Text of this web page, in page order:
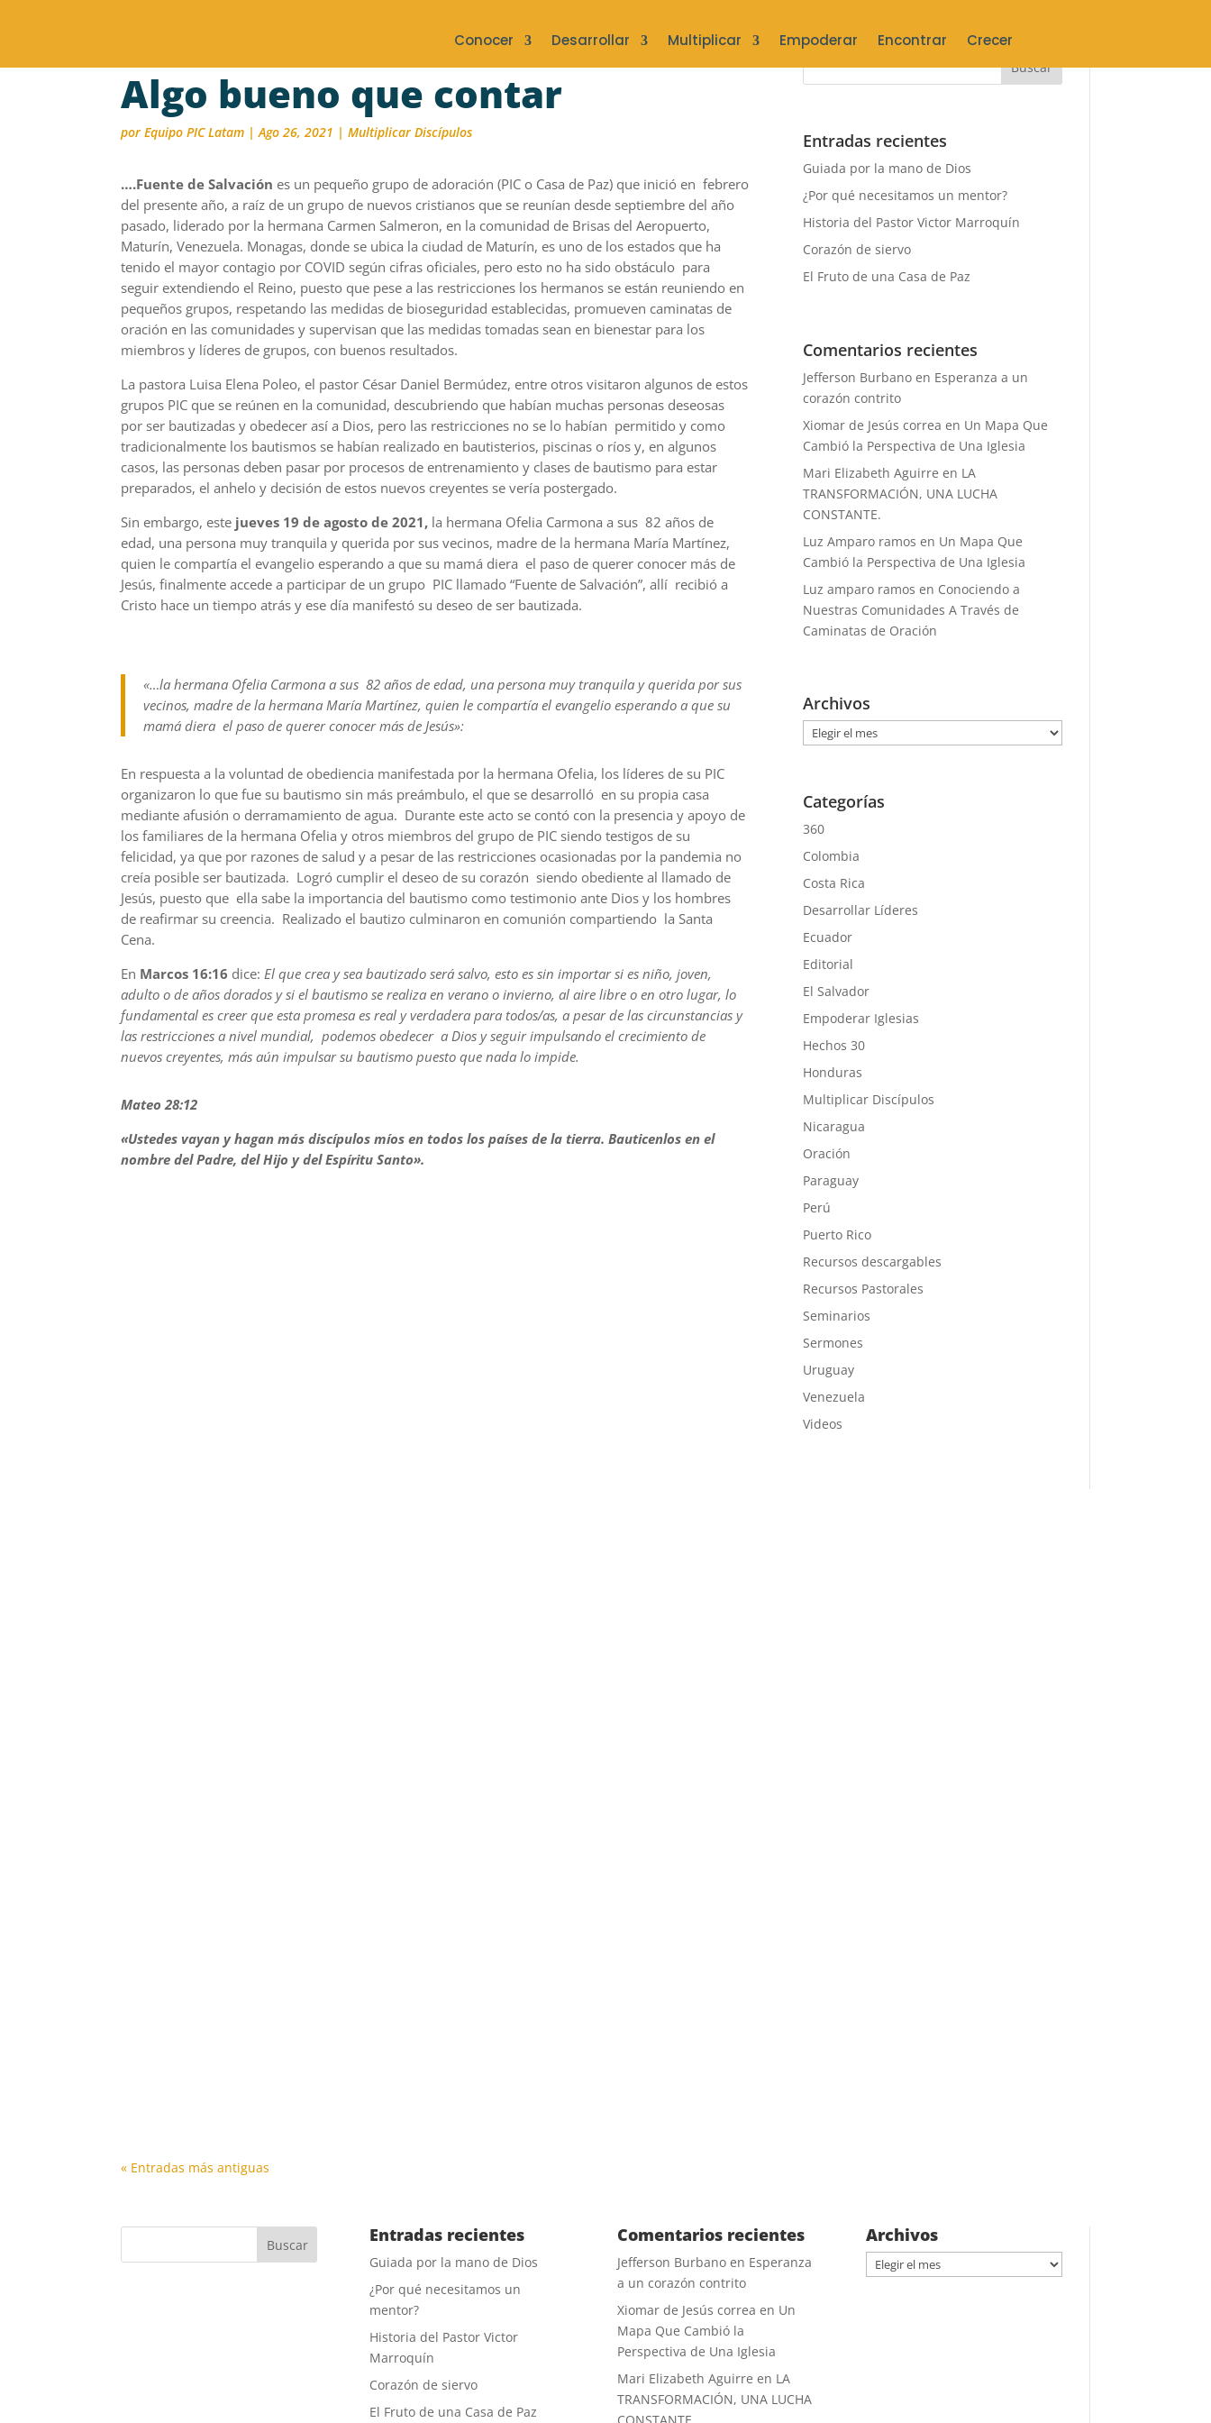
Conocer Desarrollar Multiplicar Empoderar Encontrar Crecer
Algo bueno que contar
porEquipo PIC Latam |Ago 26, 2021 |Multiplicar Discípulos
….Fuente de Salvación es un pequeño grupo de adoración (PIC o Casa de Paz) que inició en febrero
del presente año, a raíz de un grupo de nuevos cristianos que se reunían desde septiembre del año
pasado, liderado por la hermana Carmen Salmeron, en la comunidad de Brisas del Aeropuerto,
Maturín, Venezuela. Monagas, donde se ubica la ciudad de Maturín, es uno de los estados que ha
tenido el mayor contagio por COVID según cifras oficiales, pero esto no ha sido obstáculo para
seguir extendiendo el Reino, puesto que pese a las restricciones los hermanos se están reuniendo en
pequeños grupos, respetando las medidas de bioseguridad establecidas, promueven caminatas de
oración en las comunidades y supervisan que las medidas tomadas sean en bienestar para los
miembros y líderes de grupos, con buenos resultados.
La pastora Luisa Elena Poleo, el pastor César Daniel Bermúdez, entre otros visitaron algunos de estos
grupos PIC que se reúnen en la comunidad, descubriendo que habían muchas personas deseosas
por ser bautizadas y obedecer así a Dios, pero las restricciones no se lo habían permitido y como
tradicionalmente los bautismos se habían realizado en bautisterios, piscinas o ríos y, en algunos
casos, las personas deben pasar por procesos de entrenamiento y clases de bautismo para estar
preparados, el anhelo y decisión de estos nuevos creyentes se vería postergado.
Sin embargo, este jueves 19 de agosto de 2021, la hermana Ofelia Carmona a sus 82 años de
edad, una persona muy tranquila y querida por sus vecinos, madre de la hermana María Martínez,
quien le compartía el evangelio esperando a que su mamá diera el paso de querer conocer más de
Jesús, finalmente accede a participar de un grupo PIC llamado “Fuente de Salvación”, allí recibió a
Cristo hace un tiempo atrás y ese día manifestó su deseo de ser bautizada.
«…la hermana Ofelia Carmona a sus 82 años de edad, una persona muy tranquila y querida por sus
vecinos, madre de la hermana María Martínez, quien le compartía el evangelio esperando a que su
mamá diera el paso de querer conocer más de Jesús»:
En respuesta a la voluntad de obediencia manifestada por la hermana Ofelia, los líderes de su PIC
organizaron lo que fue su bautismo sin más preámbulo, el que se desarrolló en su propia casa
mediante afusión o derramamiento de agua. Durante este acto se contó con la presencia y apoyo de
los familiares de la hermana Ofelia y otros miembros del grupo de PIC siendo testigos de su
felicidad, ya que por razones de salud y a pesar de las restricciones ocasionadas por la pandemia no
creía posible ser bautizada. Logró cumplir el deseo de su corazón siendo obediente al llamado de
Jesús, puesto que ella sabe la importancia del bautismo como testimonio ante Dios y los hombres
de reafirmar su creencia. Realizado el bautizo culminaron en comunión compartiendo la Santa
Cena.
En Marcos 16:16 dice: El que crea y sea bautizado será salvo, esto es sin importar si es niño, joven,
adulto o de años dorados y si el bautismo se realiza en verano o invierno, al aire libre o en otro lugar, lo
fundamental es creer que esta promesa es real y verdadera para todos/as, a pesar de las circunstancias y
las restricciones a nivel mundial, podemos obedecer a Dios y seguir impulsando el crecimiento de
nuevos creyentes, más aún impulsar su bautismo puesto que nada lo impide.
Mateo 28:12
«Ustedes vayan y hagan más discípulos míos en todos los países de la tierra. Bauticenlos en el
nombre del Padre, del Hijo y del Espíritu Santo».
Entradas recientes
Guiada por la mano de Dios
¿Por qué necesitamos un mentor?
Historia del Pastor Victor Marroquín
Corazón de siervo
El Fruto de una Casa de Paz
Comentarios recientes
Jefferson Burbanoen Esperanza a un
corazón contrito
Xiomar de Jesús correa en Un Mapa Que
Cambió la Perspectiva de Una Iglesia
Mari Elizabeth Aguirre en LA
TRANSFORMACIÓN, UNA LUCHA
CONSTANTE.
Luz Amparo ramos en Un Mapa Que
Cambió la Perspectiva de Una Iglesia
Luz amparo ramos en Conociendo a
Nuestras Comunidades A Través de
Caminatas de Oración
Archivos
Archivos
Categorías
360
Colombia
Costa Rica
Desarrollar Líderes
Ecuador
Editorial
El Salvador
Empoderar Iglesias
Hechos 30
Honduras
Multiplicar Discípulos
Nicaragua
Oración
Paraguay
Perú
Puerto Rico
Recursos descargables
Recursos Pastorales
Seminarios
Sermones
Uruguay
Venezuela
Videos
« Entradas más antiguas
Entradas recientes
Guiada por la mano de Dios
¿Por qué necesitamos un
mentor?
Historia del Pastor Victor
Marroquín
Corazón de siervo
El Fruto de una Casa de Paz
Comentarios recientes
Jefferson Burbano en Esperanza
a un corazón contrito
Xiomar de Jesús correa en Un
Mapa Que Cambió la
Perspectiva de Una Iglesia
Mari Elizabeth Aguirre en LA
TRANSFORMACIÓN, UNA LUCHA
Archivos
Archivos